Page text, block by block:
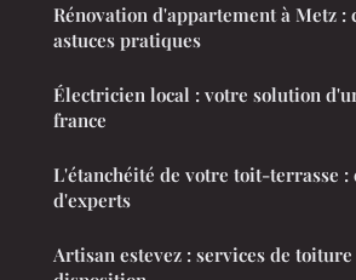
Rénovation d'appartement à Metz :
astuces pratiques
Électricien local : votre solution
france
L'étanchéité de votre toit-terrasse :
d'experts
Artisan estevez : services de